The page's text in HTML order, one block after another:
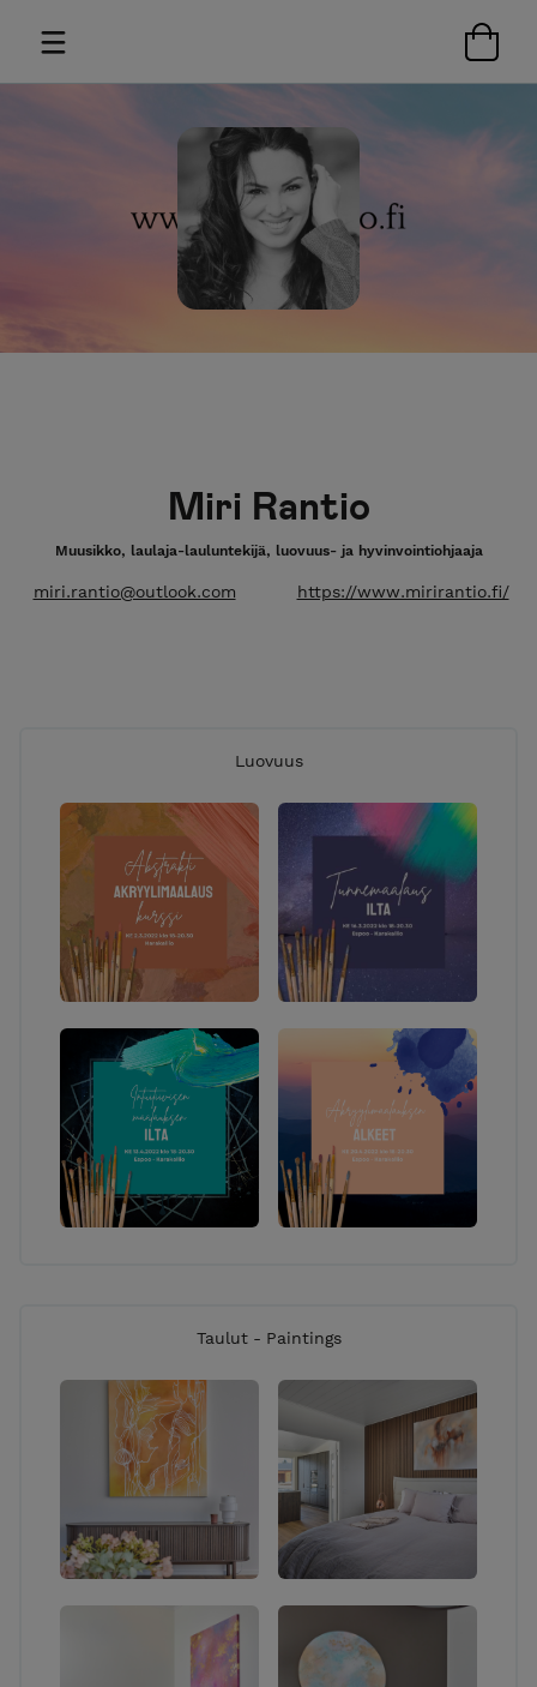
Miri Rantio
Muusikko, laulaja-lauluntekijä, luovuus- ja hyvinvointiohjaaja
miri.rantio@outlook.com https://www.mirirantio.fi/
Luovuus
Taulut - Paintings